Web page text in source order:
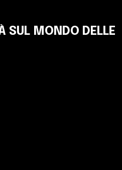
SUL MONDO DELLE